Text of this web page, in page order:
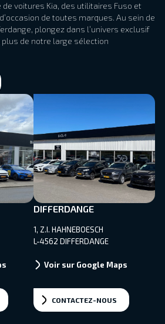
DIFFERDANGE
1, Z.I. HAHNEBOESCH
L-4562 DIFFERDANGE
Voir sur Google Maps
CONTACTEZ-NOUS
voitures Kia, des utilitaires Fuso et
de toutes marques. Au sein de
plongez dans l’univers exclusif
de notre large sélection